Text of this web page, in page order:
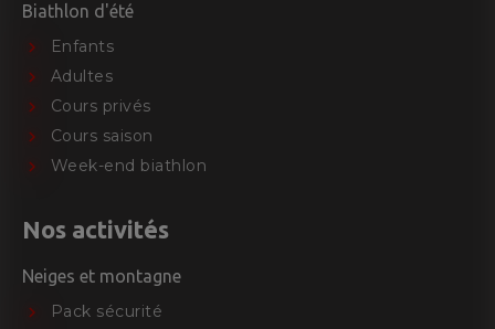
Biathlon d'été
Enfants
Adultes
Cours privés
Cours saison
Week-end biathlon
Nos activités
Neiges et montagne
Pack sécurité